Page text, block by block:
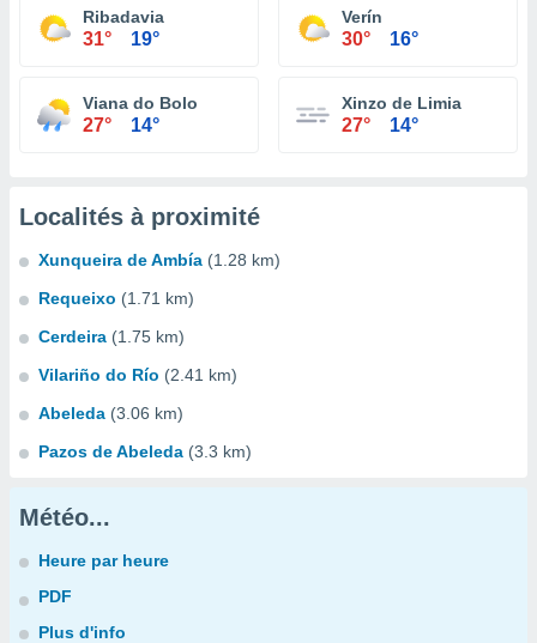
Ribadavia
31° 19°
Verín
30° 16°
Viana do Bolo
27° 14°
Xinzo de Limia
27° 14°
Localités à proximité
Xunqueira de Ambía (1.28 km)
Requeixo (1.71 km)
Cerdeira (1.75 km)
Vilariño do Río (2.41 km)
Abeleda (3.06 km)
Pazos de Abeleda (3.3 km)
Météo...
Heure par heure
PDF
Plus d'info